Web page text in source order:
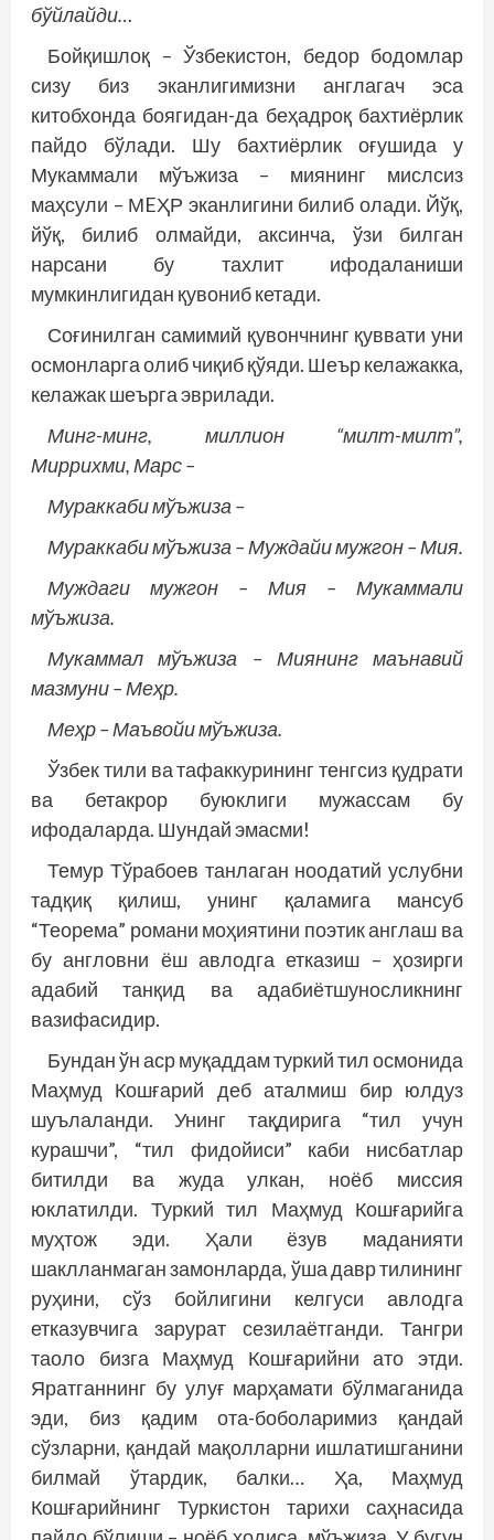
бўйлайди…
Бойқишлоқ – Ўзбекистон, бедор бодомлар
сизу биз эканлигимизни англагач эса
китобхонда боягидан-да беҳадроқ бахтиёрлик
пайдо бўлади. Шу бахтиёрлик оғушида у
Мукаммали мўъжиза – миянинг мислсиз
маҳсули – МEҲР эканлигини билиб олади. Йўқ,
йўқ, билиб олмайди, аксинча, ўзи билган
нарсани бу тахлит ифодаланиши
мумкинлигидан қувониб кетади.
Соғинилган самимий қувончнинг қуввати уни
осмонларга олиб чиқиб қўяди. Шеър келажакка,
келажак шеърга эврилади.
Минг-минг, миллион “милт-милт”,
Миррихми, Марс –
Мураккаби мўъжиза –
Мураккаби мўъжиза – Муждайи мужгон – Мия.
Муждаги мужгон – Мия – Мукаммали
мўъжиза.
Мукаммал мўъжиза – Миянинг маънавий
мазмуни – Меҳр.
Меҳр – Маъвойи мўъжиза.
Ўзбек тили ва тафаккурининг тенгсиз қудрати
ва бетакрор буюклиги мужассам бу
ифодаларда. Шундай эмасми!
Темур Тўрабоев танлаган ноодатий услубни
тадқиқ қилиш, унинг қаламига мансуб
“Теорема” романи моҳиятини поэтик англаш ва
бу англовни ёш авлодга етказиш – ҳозирги
адабий танқид ва адабиётшуносликнинг
вазифасидир.
Бундан ўн аср муқаддам туркий тил осмонида
Маҳмуд Кошғарий деб аталмиш бир юлдуз
шуълаланди. Унинг тақдирига “тил учун
курашчи”, “тил фидойиси” каби нисбатлар
битилди ва жуда улкан, ноёб миссия
юклатилди. Туркий тил Маҳмуд Кош­ғарийга
муҳтож эди. Ҳали ёзув маданияти
шаклланмаган замонларда, ўша давр тилининг
руҳини, сўз бойлигини келгуси авлодга
етказувчига зарурат сезилаётганди. Тангри
таоло бизга Маҳмуд Кошғарийни ато этди.
Яратганнинг бу улуғ марҳамати бўлмаганида
эди, биз қадим ота-боболаримиз қандай
сўзларни, қандай мақолларни ишлатишганини
билмай ўтардик, балки… Ҳа, Маҳмуд
Кошғарийнинг Туркистон тарихи саҳнасида